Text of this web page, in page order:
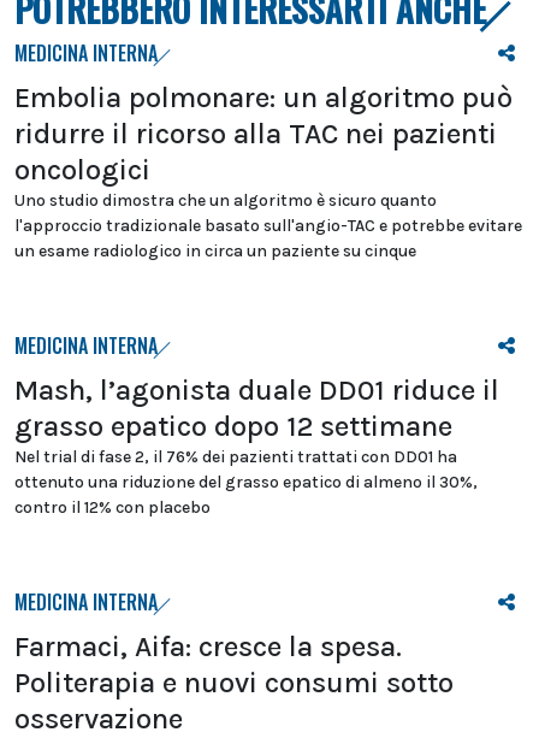
MEDICINA INTERNA
Embolia polmonare: un algoritmo può
ridurre il ricorso alla TAC nei pazienti
oncologici
Uno studio dimostra che un algoritmo è sicuro quanto
l'approccio tradizionale basato sull'angio-TAC e potrebbe evitare
un esame radiologico in circa un paziente su cinque
MEDICINA INTERNA
Mash, l’agonista duale DD01 riduce il
grasso epatico dopo 12 settimane
Nel trial di fase 2, il 76% dei pazienti trattati con DD01 ha
ottenuto una riduzione del grasso epatico di almeno il 30%,
contro il 12% con placebo
MEDICINA INTERNA
Farmaci, Aifa: cresce la spesa.
Politerapia e nuovi consumi sotto
osservazione